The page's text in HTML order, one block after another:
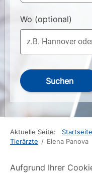
Wo (optional)
Suchen
Aktuelle Seite: Startseite
Tierärzte / Elena Panova
Aufgrund Ihrer